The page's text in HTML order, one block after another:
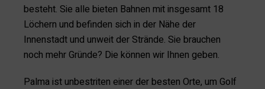
besteht. Sie alle bieten Bahnen mit insgesamt 18
Löchern und befinden sich in der Nähe der
Innenstadt und unweit der Strände. Sie brauchen
noch mehr Gründe? Die können wir Ihnen geben.
Palma ist unbestriten einer der besten Orte, um Golf